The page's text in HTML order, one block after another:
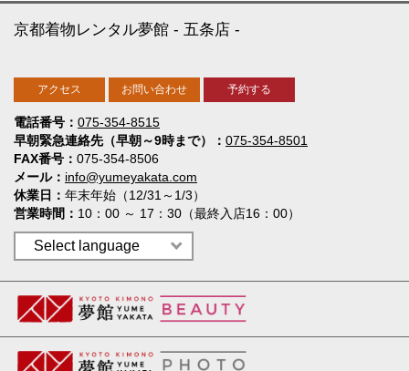
電話番号
075-354-8515
早朝緊急連絡先（早朝～9時まで）
075-354-8501
FAX番号
075-354-8506
メール
info@yumeyakata.com
休業日
年末年始（12/31～1/3）
営業時間
10：00 ～ 17：30（最終入店16：00）
京都着物レンタル夢館 五条店
アクセス お問い合わせ 予約する